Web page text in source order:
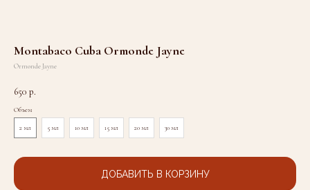
Montabaco Cuba Ormonde Jayne
Ormonde Jayne
650 р.
Объем
2 мл 5 мл 10 мл 15 мл 20 мл 30 мл
ДОБАВИТЬ В КОРЗИНУ